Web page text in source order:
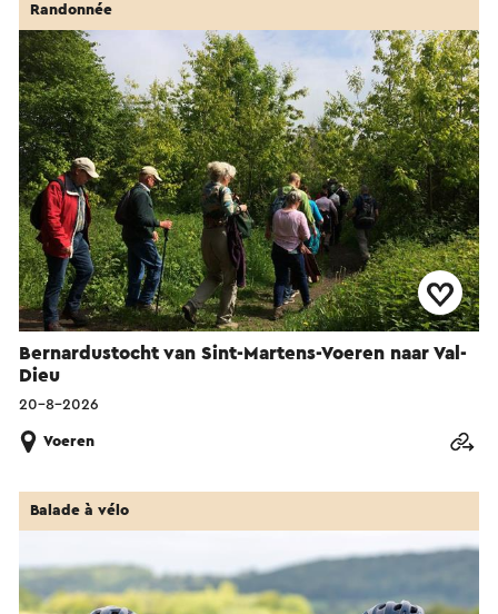
Bernardustocht van Sint-Martens-Voeren naar Val-
Dieu
Randonnée
20-8-2026
Voeren
Balade à vélo